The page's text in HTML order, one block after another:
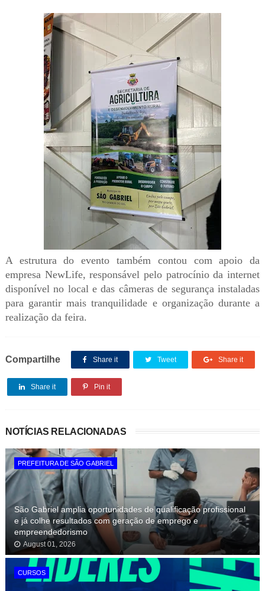
A estrutura do evento também contou com apoio da
empresa NewLife, responsável pelo patrocínio da internet
disponível no local e das câmeras de segurança instaladas
para garantir mais tranquilidade e organização durante a
realização da feira.
Compartilhe Share it Tweet Share it
Share it Pin it
NOTÍCIAS RELACIONADAS
PREFEITURA DE SÃO GABRIEL
São Gabriel amplia oportunidades de qualificação profissional
e já colhe resultados com geração de emprego e
empreendedorismo
August 01, 2026
CURSOS